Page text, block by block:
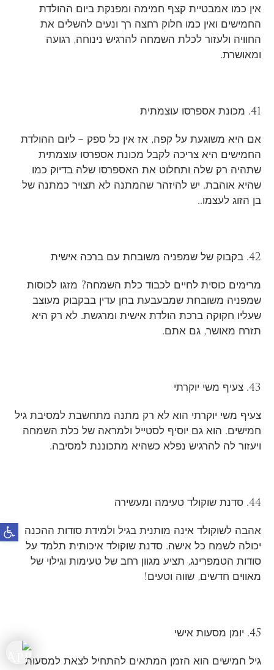
אין כמו אמבטיית קצף חמימה ומפנקת ביום ההולדת
החמישים ואין כמו חלוק רחצה רך ונעים להשלים את
החוויה ולעזור לכלת השמחה להרגיש נינוחה, רגועה
ומאושרת.
41. מכונת אספרסו עוצמתית
אם היא משוגעת על קפה, אז אין כל ספק – ליום ההולדת
החמישים היא צריכה לקבל מכונת אספרסו עוצמתית
שתהיה רק שלה ותחלוט את האספרסו שלה בדיוק כמו
שהיא אוהבת. יש להיזהר שהמתנה לא תצויר כמתנה של
בן הזוג לעצמו..
42. בקבוק של שמפניה משובחת עם ברכה אישית
מרימים כוסית לחיים לכבוד כלת השמחה? מזגו לכוסות
שמפניה משובחת שמבעבעת בחן עדין בבקבוק מעוצב
שעליו חקוקה ברכת הולדת אישית ומרגשת. לא רק היא
תזרח מאושר, גם אתם.
43. צעיף משי יוקרתי
צעיף משי יוקרתי הוא לא רק מתנה מתחשבת למסיבת גיל
חמישים. הוא גם יוסיף לסטייל ולמראה של כלת השמחה
ויעזור לה להרגיש נפלא כשהיא מתכוננת למסיבה.
44. סדנת שוקולד טעימה ומעשירה
אהבה לשוקולד אינה מותנית בגיל ולמידת סודות ההכנה
יכולה לשמח כל אישה. סדנת שוקולד איכותית תלמד על
סודות הטמפרינג, תציע מגוון רחב של טעימות וגילוי של
מאווים חדשים, שווה וטעים!
45. יומן מסעות אישי
גיל חמישים הוא הזמן המתאים להתחיל לצאת למסעות